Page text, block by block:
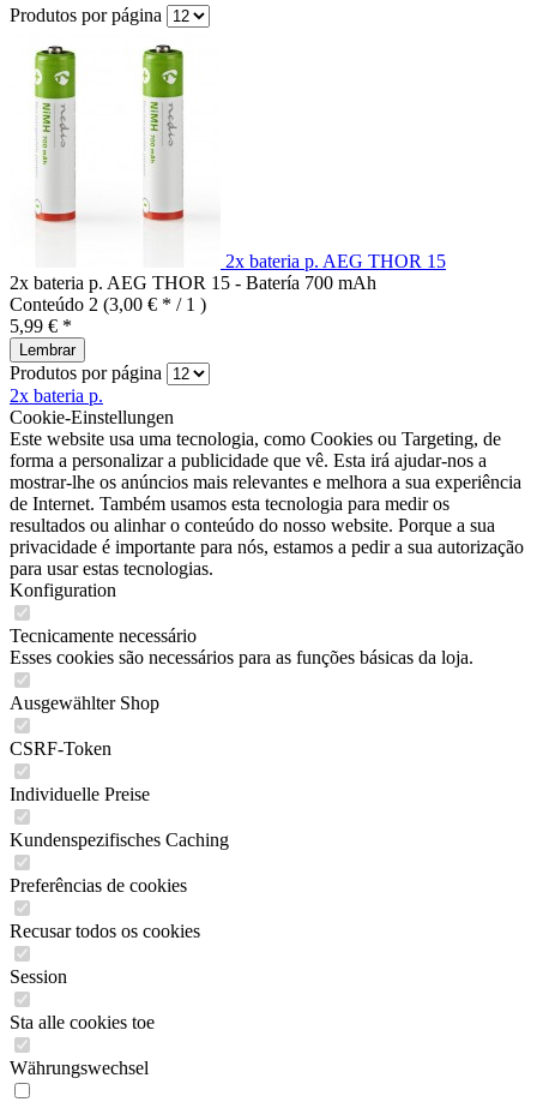
Produtos por página
2x bateria p. AEG THOR 15
2x bateria p. AEG THOR 15 - Batería 700 mAh
Conteúdo 2 (3,00 € * / 1 )
5,99 € *
Lembrar
Produtos por página
2x bateria p.
Cookie-Einstellungen
Este website usa uma tecnologia, como Cookies ou Targeting, de
forma a personalizar a publicidade que vê. Esta irá ajudar-nos a
mostrar-lhe os anúncios mais relevantes e melhora a sua experiência
de Internet. Também usamos esta tecnologia para medir os
resultados ou alinhar o conteúdo do nosso website. Porque a sua
privacidade é importante para nós, estamos a pedir a sua autorização
para usar estas tecnologias.
Konfiguration
Tecnicamente necessário
Esses cookies são necessários para as funções básicas da loja.
Ausgewählter Shop
CSRF-Token
Individuelle Preise
Kundenspezifisches Caching
Preferências de cookies
Recusar todos os cookies
Session
Sta alle cookies toe
Währungswechsel